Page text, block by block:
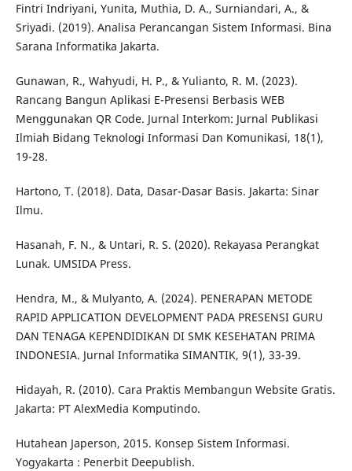
Fintri Indriyani, Yunita, Muthia, D. A., Surniandari, A., &
Sriyadi. (2019). Analisa Perancangan Sistem Informasi. Bina
Sarana Informatika Jakarta.
Gunawan, R., Wahyudi, H. P., & Yulianto, R. M. (2023).
Rancang Bangun Aplikasi E-Presensi Berbasis WEB
Menggunakan QR Code. Jurnal Interkom: Jurnal Publikasi
Ilmiah Bidang Teknologi Informasi Dan Komunikasi, 18(1),
19-28.
Hartono, T. (2018). Data, Dasar-Dasar Basis. Jakarta: Sinar
Ilmu.
Hasanah, F. N., & Untari, R. S. (2020). Rekayasa Perangkat
Lunak. UMSIDA Press.
Hendra, M., & Mulyanto, A. (2024). PENERAPAN METODE
RAPID APPLICATION DEVELOPMENT PADA PRESENSI GURU
DAN TENAGA KEPENDIDIKAN DI SMK KESEHATAN PRIMA
INDONESIA. Jurnal Informatika SIMANTIK, 9(1), 33-39.
Hidayah, R. (2010). Cara Praktis Membangun Website Gratis.
Jakarta: PT AlexMedia Komputindo.
Hutahean Japerson, 2015. Konsep Sistem Informasi.
Yogyakarta : Penerbit Deepublish.